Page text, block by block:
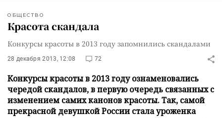
ОБЩЕСТВО
Красота скандала
Конкурсы красоты в 2013 году запомнились скандалами
28 декабря 2013, 12:08 72
Конкурсы красоты в 2013 году ознаменовались
чередой скандалов, в первую очередь связанных с
изменением самих канонов красоты. Так, самой
прекрасной девушкой России стала уроженка